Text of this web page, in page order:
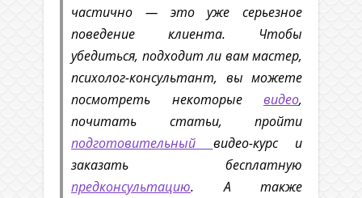
частично — это уже серьезное
поведение клиента. Чтобы
убедиться, подходит ли вам мастер,
психолог-консультант, вы можете
посмотреть некоторые видео,
почитать статьи, пройти
подготовительный видео-курс и
заказать бесплатную
предконсультацию. А также